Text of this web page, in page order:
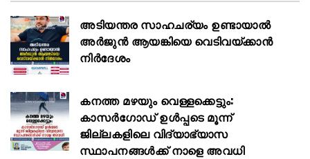
അടിയന്തര സാഹചര്യം ഉണ്ടായാല്‍
അര്‍ജുന്‍ ആയങ്കിയെ വെടിവയ്ക്കാന്‍
നിര്‍ദേശം
കനത്ത മഴയും വെള്ളക്കെട്ടും:
കാസർഗോഡ് ഉൾപ്പടെ മൂന്ന്‌
ജില്ലകളിലെ വിദ്യാഭ്യാസ
സ്ഥാപനങ്ങള്‍ക്ക് നാളെ അവധി